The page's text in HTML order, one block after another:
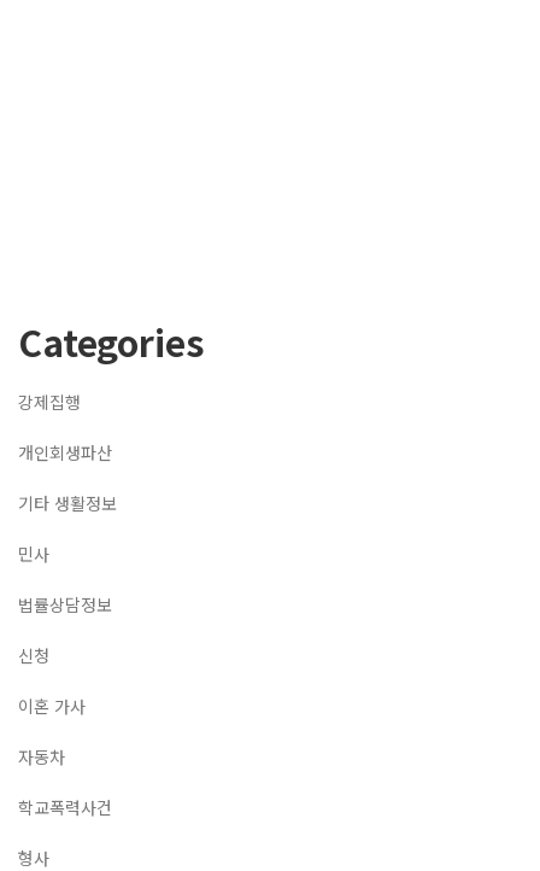
Categories
강제집행
개인회생파산
기타 생활정보
민사
법률상담정보
신청
이혼 가사
자동차
학교폭력사건
형사